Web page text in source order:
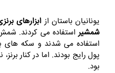
یونانیان باستان از ابزارهای
شمشیر استفاده می‌ کردند.
استفاده می‌ شدند و سکه‌ های
پول رایج بودند. اما در کنار
بود.